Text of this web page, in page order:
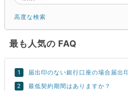
高度な検索
最も人気の FAQ
届出印のない銀行口座の場合届出
最低契約期間はありますか？